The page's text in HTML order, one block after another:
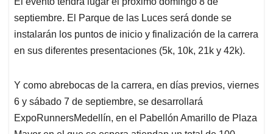
septiembre. El Parque de las Luces será donde se
instalarán los puntos de inicio y finalización de la carrera
en sus diferentes presentaciones (5k, 10k, 21k y 42k).
Y como abrebocas de la carrera, en días previos, viernes
6 y sábado 7 de septiembre, se desarrollará
ExpoRunnersMedellín, en el Pabellón Amarillo de Plaza